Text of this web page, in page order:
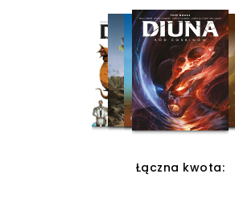
Łączna kwota: